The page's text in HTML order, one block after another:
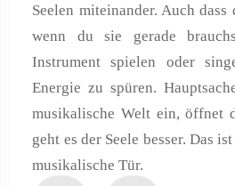
Seelen miteinander. Auch
wenn du sie gerade
Instrument spielen oder
Energie zu spüren.
musikalische Welt ein, öffnet
geht es der Seele besser. Das
musikalische Tür.